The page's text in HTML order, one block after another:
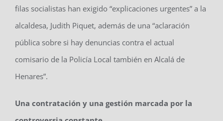
filas socialistas han exigido “explicaciones urgentes” a la
alcaldesa, Judith Piquet, además de una “aclaración
pública sobre si hay denuncias contra el actual
comisario de la Policía Local también en Alcalá de
Henares”.
Una contratación y una gestión marcada por la